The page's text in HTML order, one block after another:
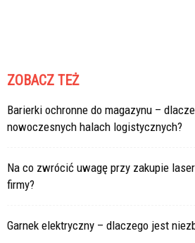
ZOBACZ TEŻ
Barierki ochronne do magazynu –
nowoczesnych halach logistycznych?
Na co zwrócić uwagę przy zakupie
firmy?
Garnek elektryczny – dlaczego jest